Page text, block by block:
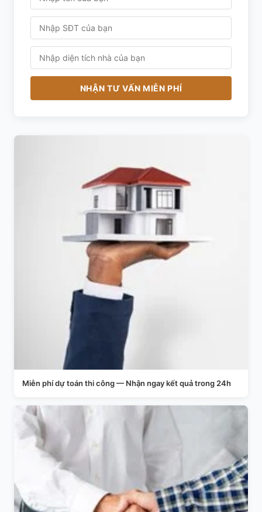
NHẬN TƯ VẤN MIỄN PHÍ
Miễn phí dự toán thi công — Nhận ngay kết quả trong 24h